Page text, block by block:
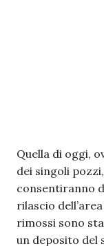
Quella di oggi,
dei singoli
consentiranno
rilascio
rimossi sono
un deposito del